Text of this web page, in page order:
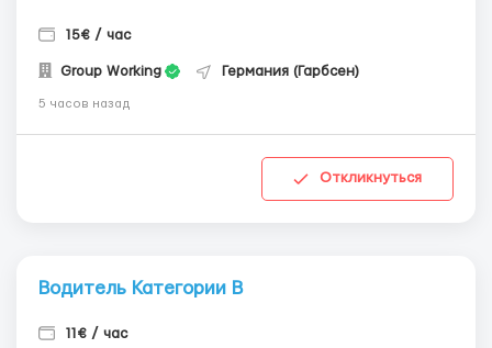
15€ / час
Group Working Германия (Гарбсен)
5 часов назад
Откликнуться
Водитель Категории В
11€ / час